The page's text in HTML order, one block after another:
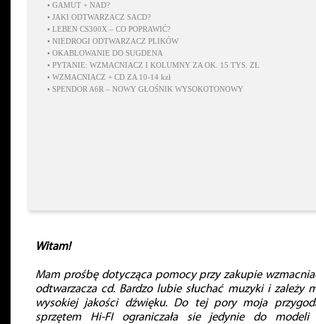
• GAMUT + NAD?
• JAKI ODTWARZACZ SACD?
• LEBEN CS300X – CO POPRAWIĆ?
• NIEDROGI ODTWARZACZ PLIKÓW
• OKABLOWANIE DO SUGDENA
• PYTANIE: WZMACNIACZ I KOLUMNY ZA OK. 15 TYS. ZŁ
• WZMACNIACZ + CD ZA 10-14 kzł
• SPENDOR A6R – NOWY GŁOŚNIK WYSOKOTONOWY
Witam!
Mam prośbę dotycząca pomocy przy zakupie
odtwarzacza cd. Bardzo lubie słuchać muzyki i zależy
wysokiej jakości dźwięku. Do tej pory moja
sprzętem Hi-FI ograniczała sie jedynie do modeli